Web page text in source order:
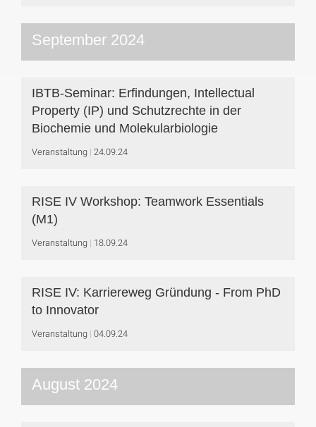
September 2024
IBTB-Seminar: Erfindungen, Intellectual
Property (IP) und Schutzrechte in der
Biochemie und Molekularbiologie
Veranstaltung 24.09.24
RISE IV Workshop: Teamwork Essentials
(M1)
Veranstaltung 18.09.24
RISE IV: Karriereweg Gründung - From PhD
to Innovator
Veranstaltung 04.09.24
August 2024